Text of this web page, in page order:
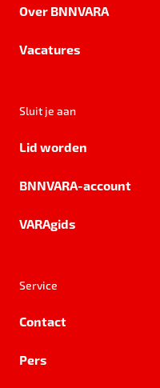
Over BNNVARA
Vacatures
Sluit je aan
Lid worden
BNNVARA-account
VARAgids
Service
Contact
Pers